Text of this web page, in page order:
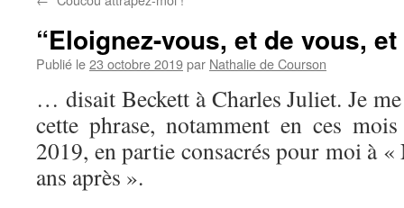
“Eloignez-vous, et de vous,
Publié le23 octobre 2019par Nathalie de Courson
… disait Beckett à Charles Juliet. Je
cette phrase, notamment en ces
2019, en partie consacrés pour moi à
ans après ».